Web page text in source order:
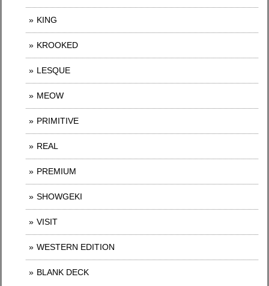
KING
KROOKED
LESQUE
MEOW
PRIMITIVE
REAL
PREMIUM
SHOWGEKI
VISIT
WESTERN EDITION
BLANK DECK